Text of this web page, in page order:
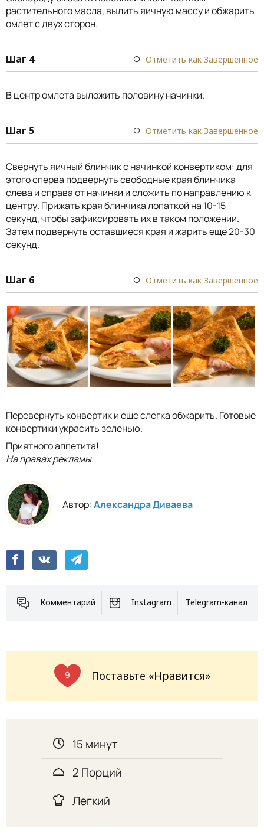
растительного масла, вылить яичную массу и обжарить
омлет с двух сторон.
Шаг 4 Отметить как Завершенное
В центр омлета выложить половину начинки.
Шаг 5 Отметить как Завершенное
Свернуть яичный блинчик с начинкой конвертиком: для
этого сперва подвернуть свободные края блинчика
слева и справа от начинки и сложить по направлению к
центру. Прижать края блинчика лопаткой на 10-15
секунд, чтобы зафиксировать их в таком положении.
Затем подвернуть оставшиеся края и жарить еще 20-30
секунд.
Шаг 6 Отметить как Завершенное
Перевернуть конвертик и еще слегка обжарить. Готовые
конвертики украсить зеленью.
Приятного аппетита!
На правах рекламы.
Автор:Александра Диваева
Комментарий Instagram Telegram-канал
9 Поставьте «Нравится»
15 минут
2 Порций
Легкий